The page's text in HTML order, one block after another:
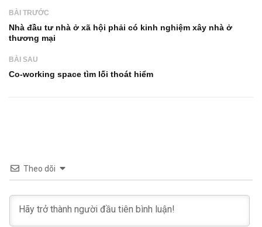
BÀI TRƯỚC
Nhà đầu tư nhà ở xã hội phải có kinh nghiệm xây nhà ở
thương mại
BÀI SAU
Co-working space tìm lối thoát hiểm
Theo dõi